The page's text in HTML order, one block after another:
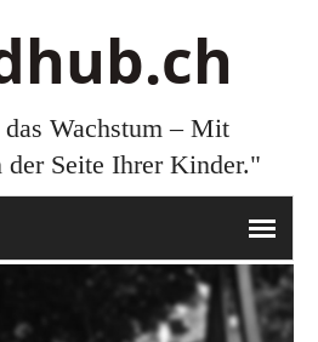
Wachstum – Mit
Seite Ihrer Kinder."